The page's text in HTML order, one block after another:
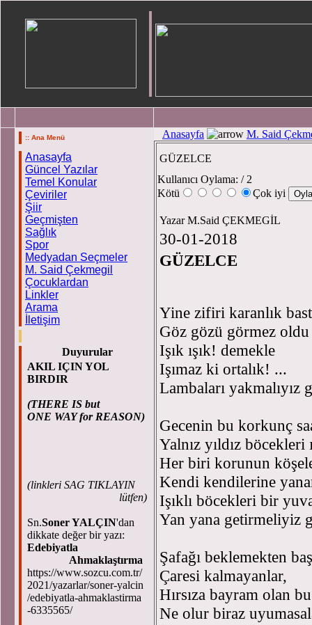
:: Ana Menü
Anasayfa
Güncel Yazılar
Temel Konular
Çeviriler
Şiir
Geçmişten
Sağlık
Spor
Medyadan Seçmeler
M. Said Çekmegil
Çocuklardan
Linkler
Arama
İletişim
Duyurular
AKIL IÇIN YOL
BIRDIR
(THERE IS but
ONE WAY for REASON)
(linkleri SAG TIKLAYIN
lütfen)
Sn.Soner YALÇIN'dan
dikkate değer bir yazı:
Edebiyatla
Ahmaklaştırma
https://www.sozcu.com.tr/
2021/yazarlar/soner-yalcin
/edebiyatla-ahmaklastirma
-6335565/
Anasayfa M. Said
GÜZELCE
Kullanıcı Oylama: / 2
Kötü
Çok iyi
Yazar M.Said ÇEKMEGİL
30-01-2018
GÜZELCE
Yine zifiri karanlık
Göz gözü görmez
Işık ışık! demekle
Işımaz ki ortalık! ...
Lambaları yakmalıyız
Gecenin bu korkunç
Yalnız yıldız böcekleri
Her biri korunun
Kendi kendilerine
Işıklı böcekleri bir
Yan yana getirmeliyiz
Şafağı beklemekten
Çaresi kalmayanlar,
Hırsıza bayram olan
Ne olur biraz